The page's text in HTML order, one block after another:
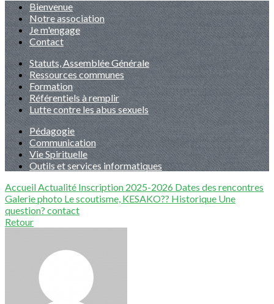
Bienvenue
Notre association
Je m'engage
Contact
Statuts, Assemblée Générale
Ressources communes
Formation
Référentiels à remplir
Lutte contre les abus sexuels
Pédagogie
Communication
Vie Spirituelle
Outils et services informatiques
AccueilActualité Inscription 2025-2026 Dates des rencontres
Galerie photo Le scoutisme, KESAKO?? Historique Une
question? contact
Retour